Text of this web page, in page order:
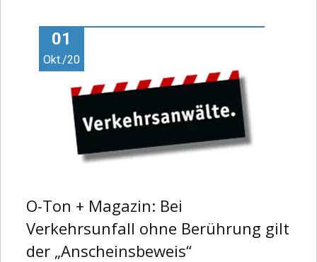
Video01
Okt./20
O-Ton + Magazin: Bei
Verkehrsunfall ohne Berührung gilt
der „Anscheinsbeweis“